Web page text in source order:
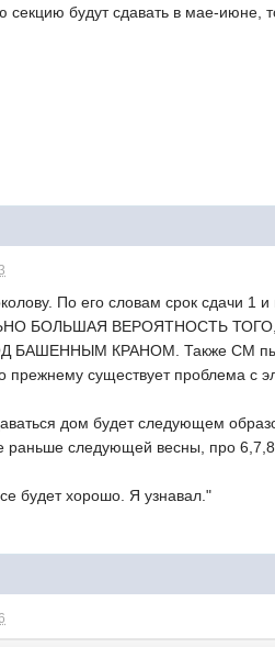
секцию будут сдавать в мае-июне,
По его словам срок
БОЛЬШАЯ ВЕРОЯТНОСТЬ
КРАНОМ. Также СМ
прежнему существует проблема с
дом будет следующем
раньше следующей весны, про
будет хорошо. Я узнавал."